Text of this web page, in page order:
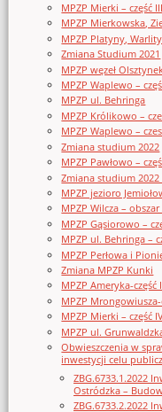
MPZP Mierki – część III
MPZP Mierkowska,
MPZP Platyny,
Zmiana Studium 2021
MPZP węzeł
MPZP Waplewo –
MPZP ul. Behringa
MPZP Królikowo –
MPZP Waplewo –
Zmiana studium 2022
MPZP Pawłowo –
Zmiana studium 2022
MPZP jezioro
MPZP Wilcza – obszar
MPZP Gąsiorowo –
MPZP ul. Behringa –
MPZP Perłowa i
Zmiana MPZP Kunki
MPZP Ameryka-część
MPZP Mrongowiusza-
MPZP Mierki – część
MPZP ul.
Obwieszczenia w
inwestycji celu
ZBG.6733.1.2022
Ostródzka –
ZBG.6733.2.2022